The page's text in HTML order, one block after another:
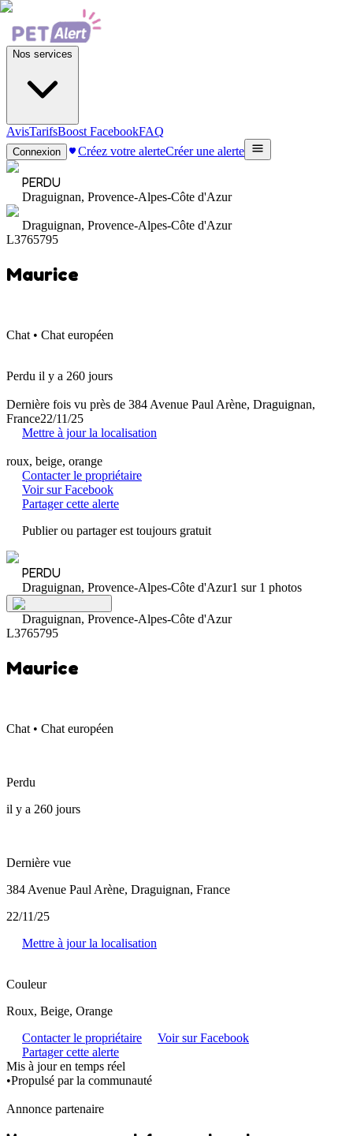
Nos services
AvisTarifsBoost FacebookFAQ
Connexion Créez votre alerteCréer une alerte
PERDU
Draguignan, Provence-Alpes-Côte d'Azur
Draguignan, Provence-Alpes-Côte d'Azur
L3765795
Maurice
Chat • Chat européen
Perdu il y a 260 jours
Dernière fois vu près de 384 Avenue Paul Arène, Draguignan,
France22/11/25
Mettre à jour la localisation
roux, beige, orange
Contacter le propriétaire
Voir sur Facebook
Partager cette alerte
Publier ou partager est toujours gratuit
PERDU
Draguignan, Provence-Alpes-Côte d'Azur1 sur 1 photos
Draguignan, Provence-Alpes-Côte d'Azur
L3765795
Maurice
Chat • Chat européen
Perdu
il y a 260 jours
Dernière vue
384 Avenue Paul Arène, Draguignan, France
22/11/25
Mettre à jour la localisation
Couleur
Roux, Beige, Orange
Contacter le propriétaire
Voir sur Facebook
Partager cette alerte
Mis à jour en temps réel
•Propulsé par la communauté
Annonce partenaire